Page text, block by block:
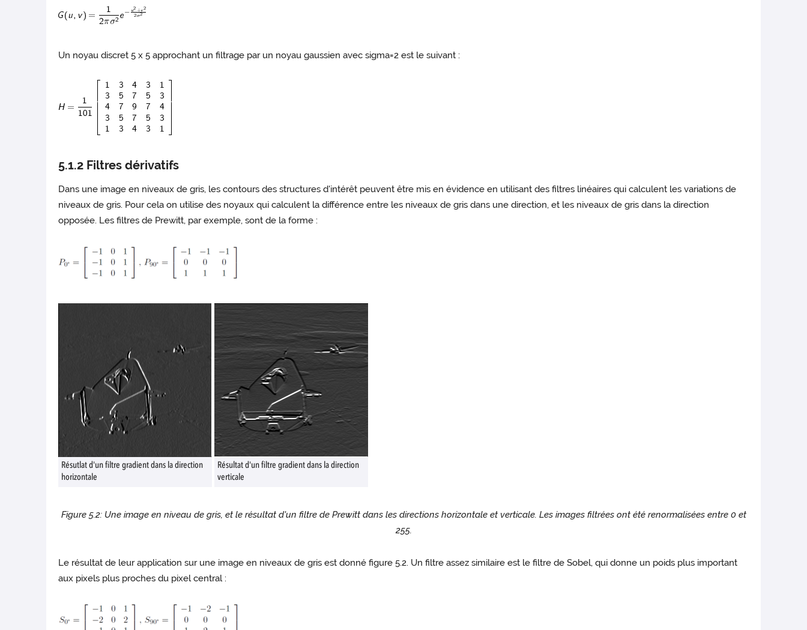
Un noyau discret 5 x 5 approchant un filtrage par un noyau gaussien avec sigma=2 est le suivant :
5.1.2 Filtres dérivatifs
Dans une image en niveaux de gris, les contours des structures d'intérêt peuvent être mis en évidence en utilisant des filtres linéaires qui calculent les variations de
niveaux de gris. Pour cela on utilise des noyaux qui calculent la différence entre les niveaux de gris dans une direction, et les niveaux de gris dans la direction
opposée. Les filtres de Prewitt, par exemple, sont de la forme :
Résutlat d'un filtre gradient dans la direction
horizontale
Résultat d'un filtre gradient dans la direction
verticale
Figure 5.2: Une image en niveau de gris, et le résultat d'un filtre de Prewitt dans les directions horizontale et verticale. Les images filtrées ont été renormalisées entre 0 et
255.
Le résultat de leur application sur une image en niveaux de gris est donné figure 5.2. Un filtre assez similaire est le filtre de Sobel, qui donne un poids plus important
aux pixels plus proches du pixel central :